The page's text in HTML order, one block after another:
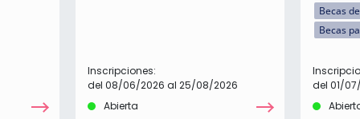
Inscripciones:
del 08/06/2026 al 25/08/2026
Abierta
Becas
Becas
del 01/